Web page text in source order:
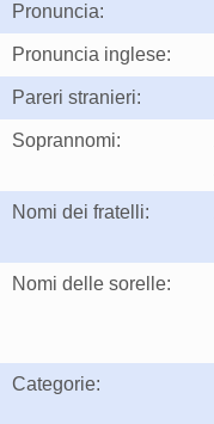
Pronuncia:
Pronuncia inglese:
Pareri stranieri:
Soprannomi:
Nomi dei fratelli:
Nomi delle sorelle:
Categorie: